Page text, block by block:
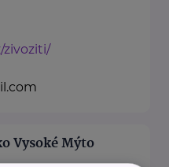
zivoziti/
Vysoké Mýto